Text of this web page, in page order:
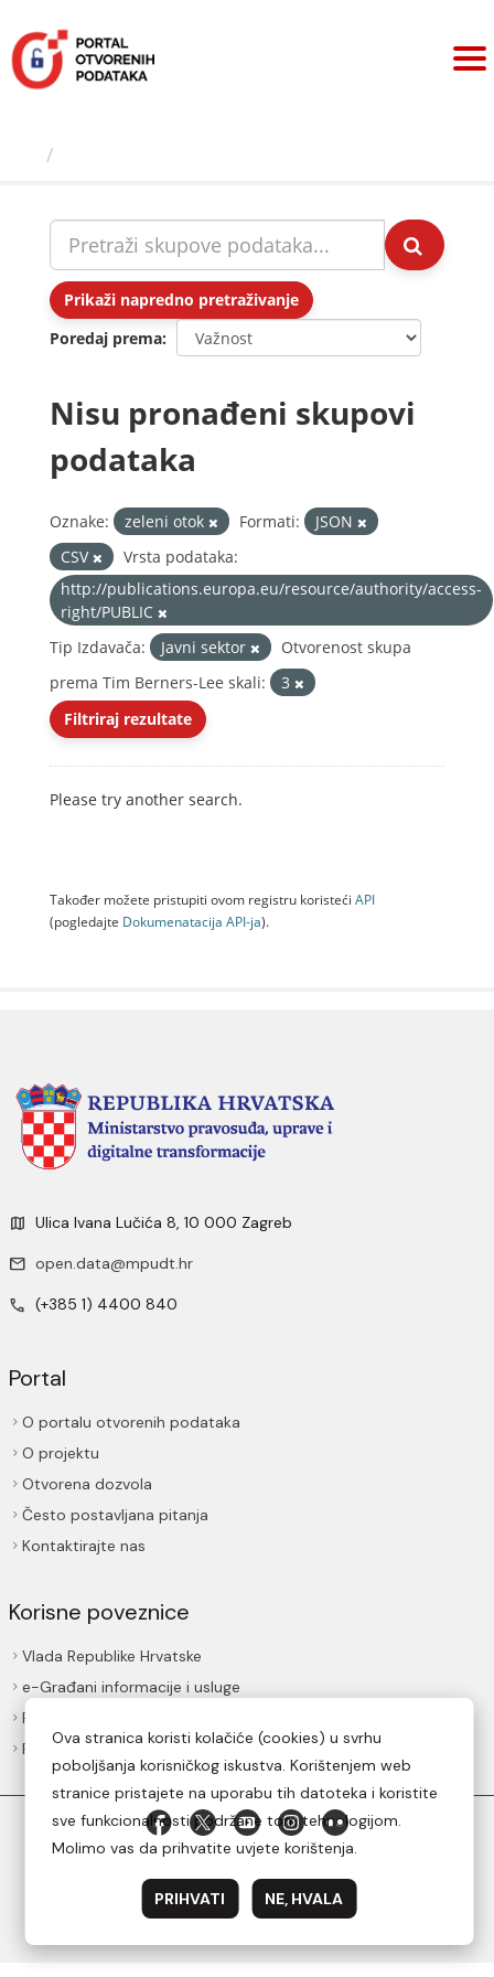
sadržaj
Prikaži napredno pretraživanje
Poredaj prema
Nisu pronađeni skupovi
podataka
Oznake: zeleni otok Formati:
JSON
CSV
Vrsta podataka:
http://publications.europa.eu/resource/authority/access-
right/PUBLIC
Tip Izdavača:
Javni sektor
Otvorenost skupa
prema Tim Berners-Lee skali:
3
Filtriraj rezultate
Please try another search.
Također možete pristupiti ovom registru koristeći API
(pogledajte Dokumenаtаcijа API-jа).